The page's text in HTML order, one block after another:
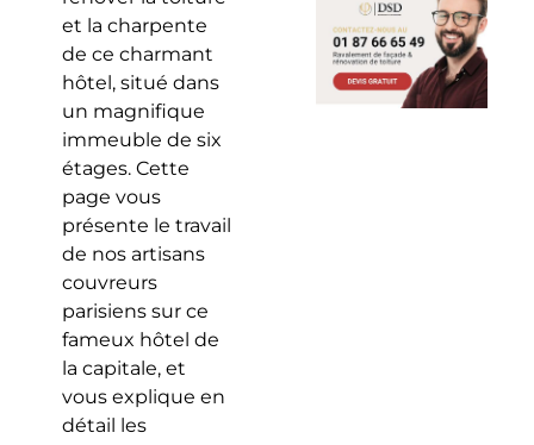
et la charpente
de ce charmant
hôtel, situé dans
un magnifique
immeuble de six
étages. Cette
page vous
présente le travail
de nos artisans
couvreurs
parisiens sur ce
fameux hôtel de
la capitale, et
vous explique en
détail les